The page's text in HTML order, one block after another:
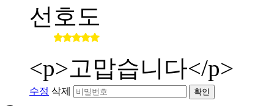
선호도
<p>고맙습니다</p>
수정 삭제 확인